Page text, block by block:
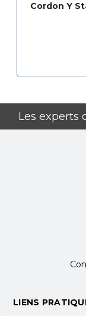
Cordon Y
Les experts
LIENS